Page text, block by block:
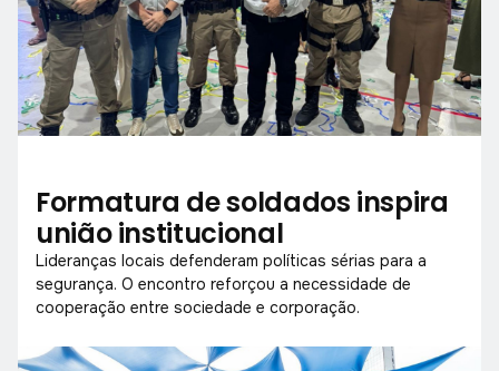
Formatura de soldados inspira
união institucional
Lideranças locais defenderam políticas sérias para a
segurança. O encontro reforçou a necessidade de
cooperação entre sociedade e corporação.